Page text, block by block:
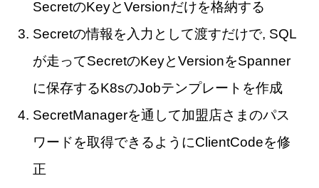
SecretのKeyとVersionだけを格納する
Secretの情報を入力として渡すだけで, SQL
が走ってSecretのKeyとVersionをSpanner
に保存するK8sのJobテンプレートを作成
SecretManagerを通して加盟店さまのパス
ワードを取得できるようにClientCodeを修
正